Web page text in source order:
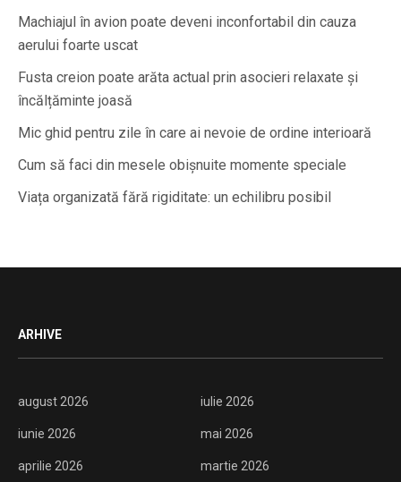
Machiajul în avion poate deveni inconfortabil din cauza
aerului foarte uscat
Fusta creion poate arăta actual prin asocieri relaxate și
încălțăminte joasă
Mic ghid pentru zile în care ai nevoie de ordine interioară
Cum să faci din mesele obișnuite momente speciale
Viața organizată fără rigiditate: un echilibru posibil
ARHIVE
august 2026 iulie 2026
iunie 2026 mai 2026
aprilie 2026 martie 2026